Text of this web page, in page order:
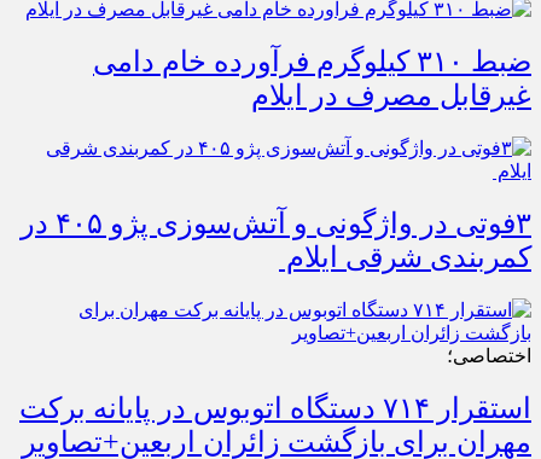
ضبط ۳۱۰ کیلوگرم فرآورده خام دامی
غیرقابل مصرف در ایلام
۳فوتی در واژگونی و آتش‌سوزی پژو ۴۰۵ در
کمربندی شرقی ایلام
اختصاصی؛
استقرار ۷۱۴ دستگاه اتوبوس در پایانه برکت
مهران برای بازگشت زائران اربعین+تصاویر